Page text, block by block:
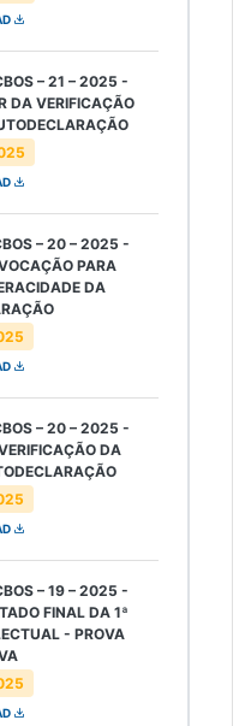
– 21 – 2025 -
DA VERIFICAÇÃO
– 20 – 2025 -
PARA
DA
– 20 – 2025 -
DA
– 19 – 2025 -
FINAL DA 1ª
- PROVA